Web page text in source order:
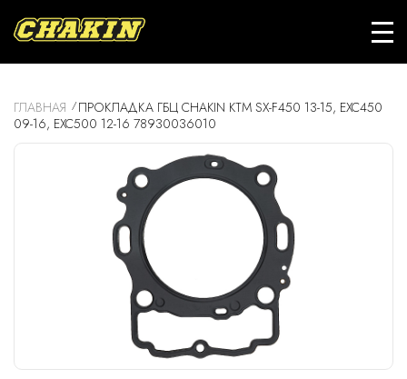
ГЛАВНАЯ
ПРОКЛАДКА ГБЦ CHAKIN KTM SX-F450 13-15, EXC450
09-16, EXC500 12-16 78930036010